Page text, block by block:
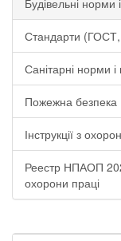
Стандарти
Санітарні норми
Пожежна
Інструкції з
Реестр НПАОП
охорони праці